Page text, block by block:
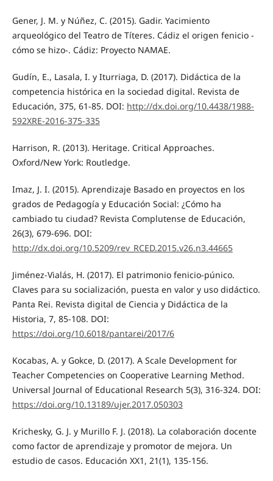
Gener, J. M. y Núñez, C. (2015). Gadir. Yacimiento
arqueológico del Teatro de Títeres. Cádiz el origen fenicio -
cómo se hizo-. Cádiz: Proyecto NAMAE.
Gudín, E., Lasala, I. y Iturriaga, D. (2017). Didáctica de la
competencia histórica en la sociedad digital. Revista de
Educación, 375, 61-85. DOI: http://dx.doi.org/10.4438/1988-
592XRE-2016-375-335
Harrison, R. (2013). Heritage. Critical Approaches.
Oxford/New York: Routledge.
Imaz, J. I. (2015). Aprendizaje Basado en proyectos en los
grados de Pedagogía y Educación Social: ¿Cómo ha
cambiado tu ciudad? Revista Complutense de Educación,
26(3), 679-696. DOI:
http://dx.doi.org/10.5209/rev_RCED.2015.v26.n3.44665
Jiménez-Vialás, H. (2017). El patrimonio fenicio-púnico.
Claves para su socialización, puesta en valor y uso didáctico.
Panta Rei. Revista digital de Ciencia y Didáctica de la
Historia, 7, 85-108. DOI:
https://doi.org/10.6018/pantarei/2017/6
Kocabas, A. y Gokce, D. (2017). A Scale Development for
Teacher Competencies on Cooperative Learning Method.
Universal Journal of Educational Research 5(3), 316-324. DOI:
https://doi.org/10.13189/ujer.2017.050303
Krichesky, G. J. y Murillo F. J. (2018). La colaboración docente
como factor de aprendizaje y promotor de mejora. Un
estudio de casos. Educación XX1, 21(1), 135-156.